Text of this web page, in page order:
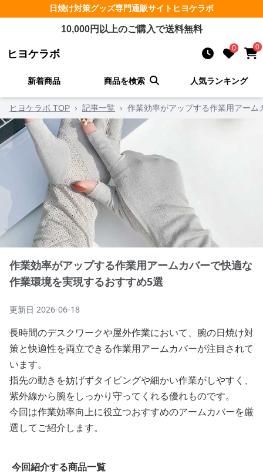
日焼け対策グッズ専門通販サイト ヒヨケラボ
10,000円以上のご購入で送料無料
ヒヨケラボ 0 0
新着商品 商品を検索 人気ランキング
ヒヨケラボ TOP › 記事一覧 › 作業効率がアップする作業用アー
作業効率がアップする作業用アームカバーで快適な
作業環境を実現するおすすめ5選
更新日 2026-06-18
長時間のデスクワークや屋外作業において、腕の日焼け対
策と快適性を両立できる作業用アームカバーが注目されて
います。
指先の動きを妨げずタイピングや細かい作業がしやすく、
紫外線から腕をしっかり守ってくれる優れものです。
今回は作業効率向上に役立つおすすめのアームカバーを厳
選してご紹介します。
今回紹介する商品一覧